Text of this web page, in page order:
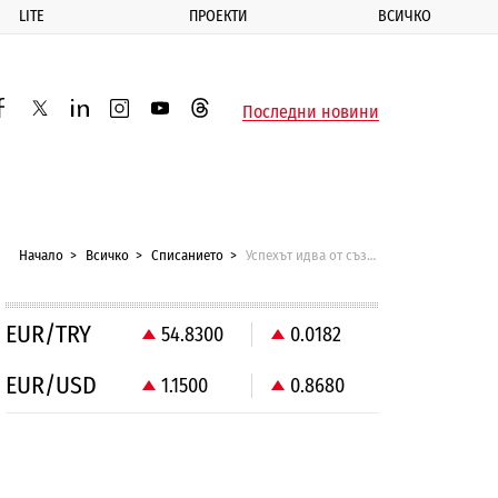
LITE ПРОЕКТИ ВСИЧКО
twitterlinkedininstagram
youtubethreadsПоследни новини
Начало Всичко Списанието Успехът идва от създаването на нови възможности
EUR/TRY 54.8300 0.0182
EUR/USD 1.1500 0.8680